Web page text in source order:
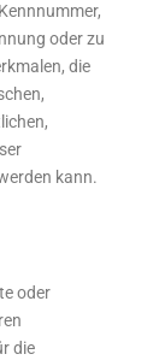
oder zu
die
kann.
oder
die